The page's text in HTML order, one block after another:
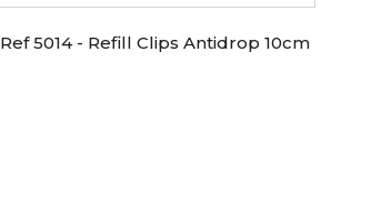
Ref 5014 - Refill Clips Antidrop 10cm